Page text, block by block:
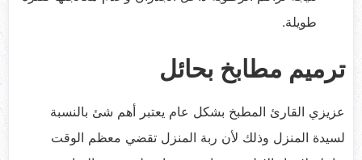
طويلة.
ترميم مطابخ بحائل
عزيزي القارئ المطبخ بشكل عام يعتبر أهم شئ بالنسبة
لسيدة المنزل وذلك لأن ربة المنزل تقضي معظم الوقت